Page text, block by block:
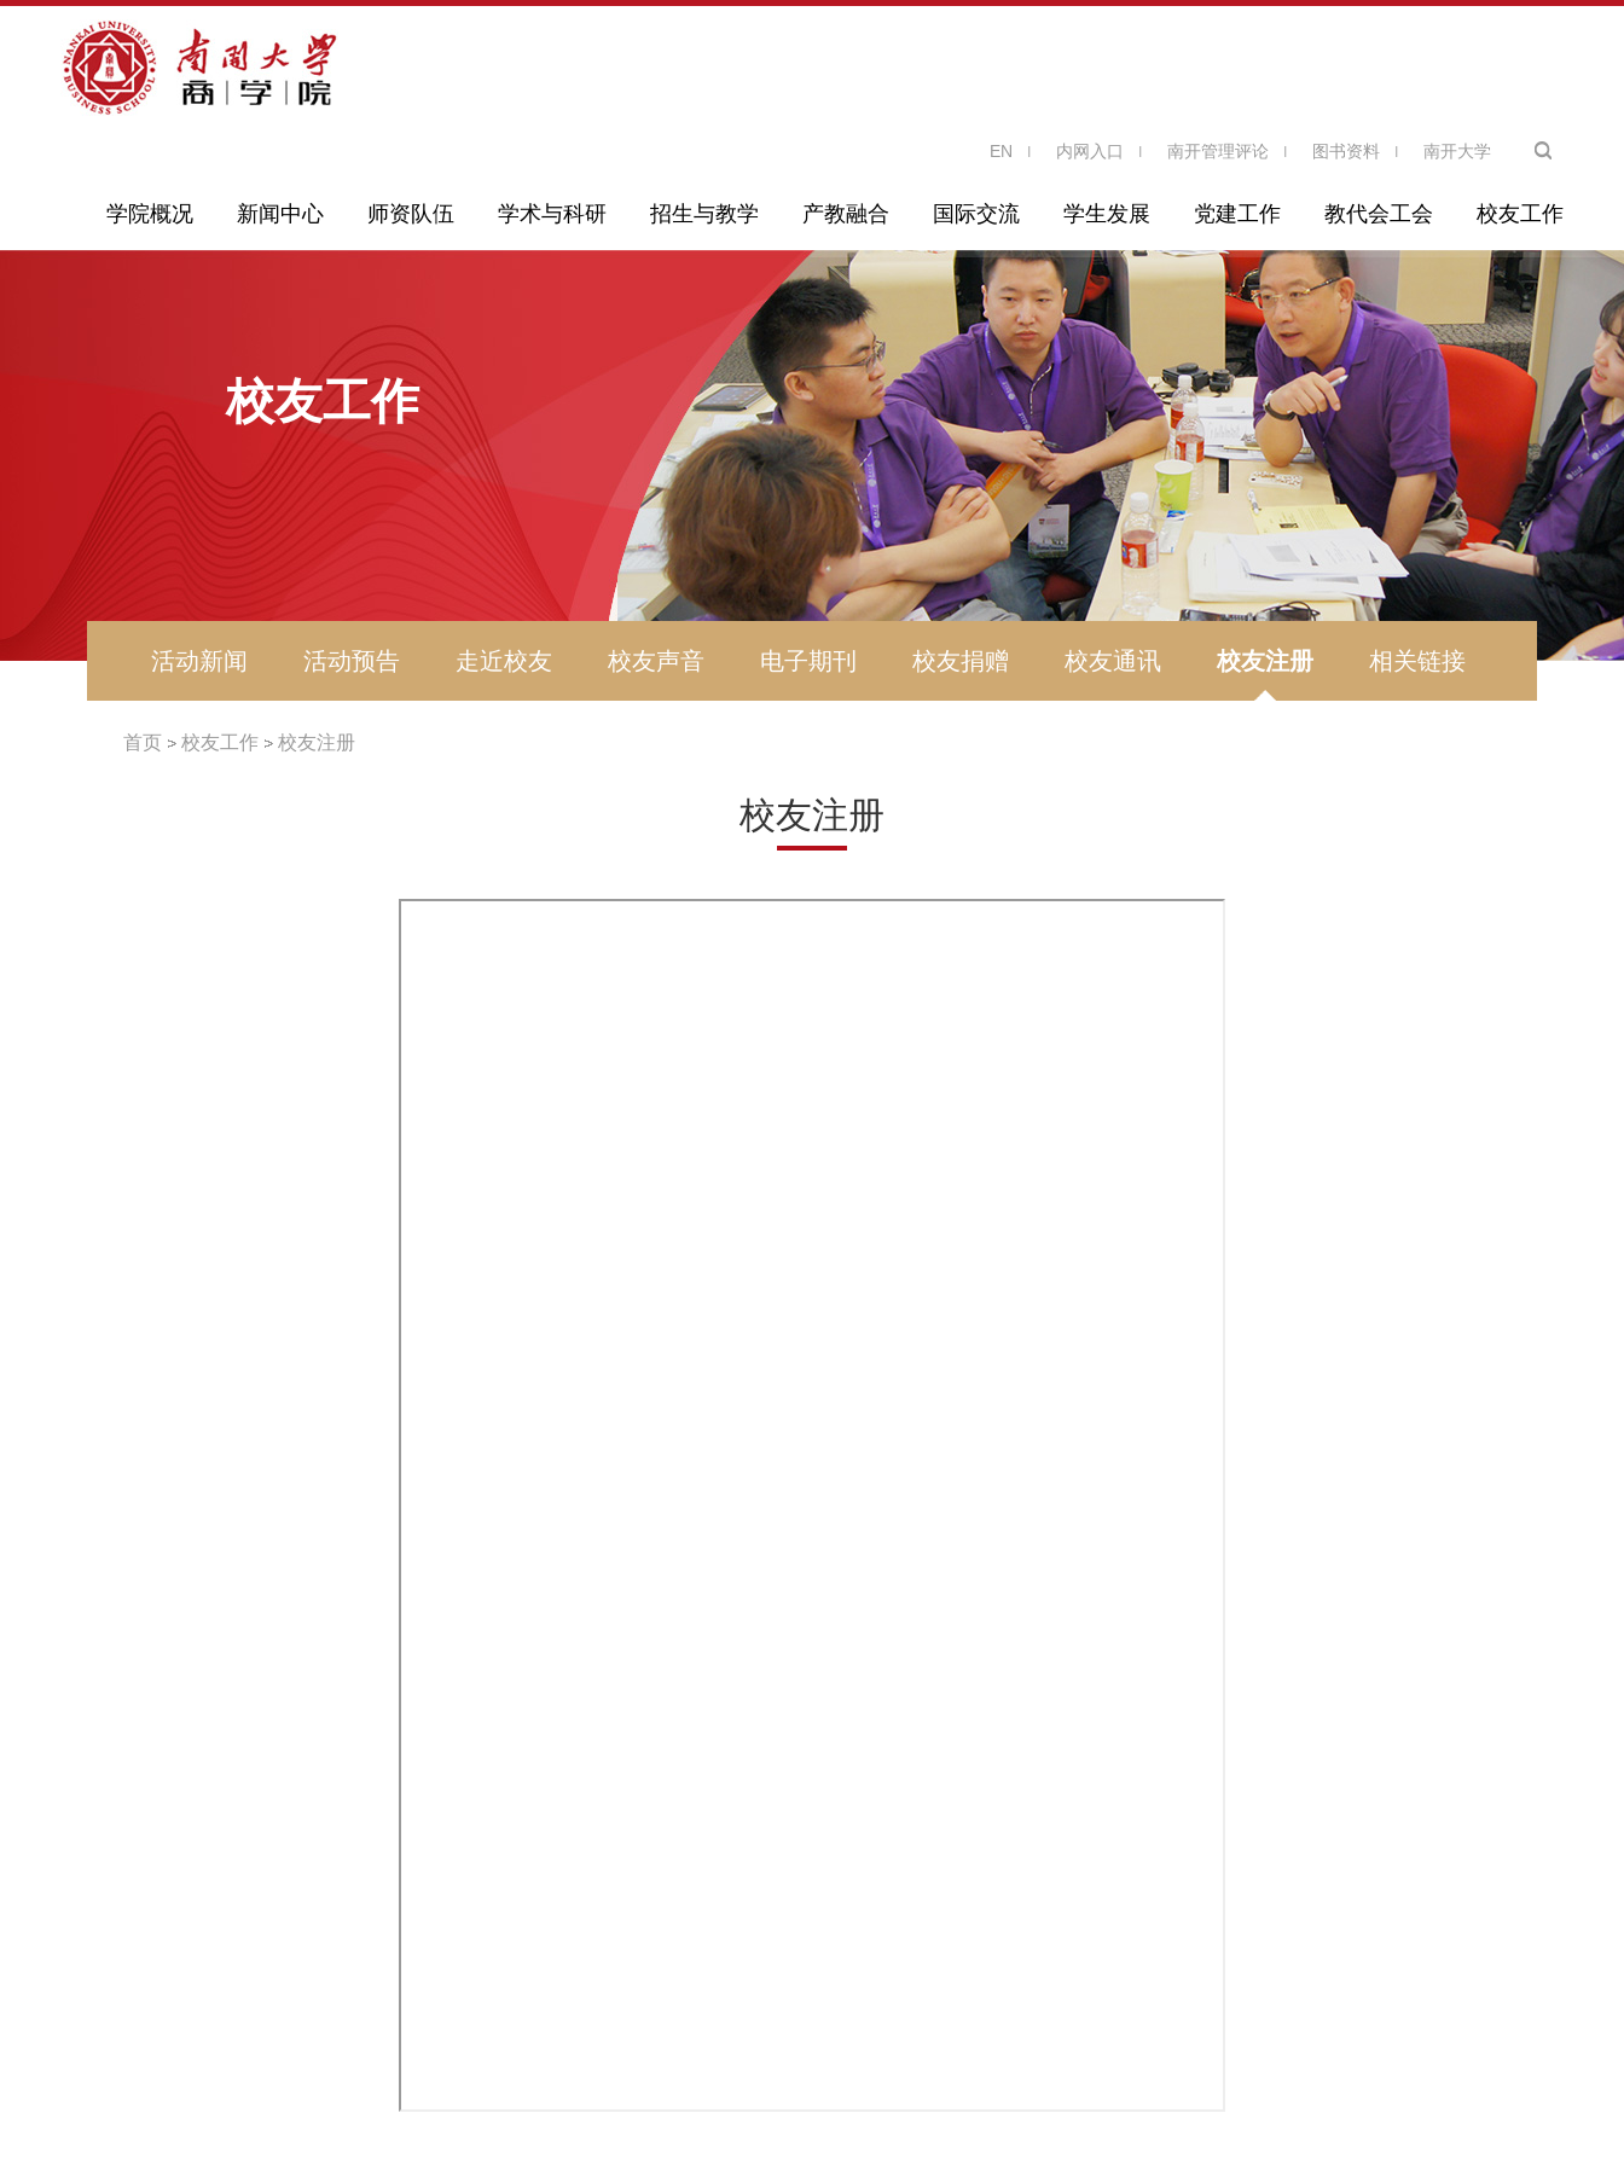
EN 内网入口 南开管理评论 图书资料 南开大学
学院概况 新闻中心 师资队伍 学术与科研 招生与教学 产教融合 国际交流 学生发展 党建工作 教代会工会 校友工作
校友工作
活动新闻 活动预告 走近校友 校友声音 电子期刊 校友捐赠 校友通讯 校友注册 相关链接
首页 校友工作 校友注册
校友注册